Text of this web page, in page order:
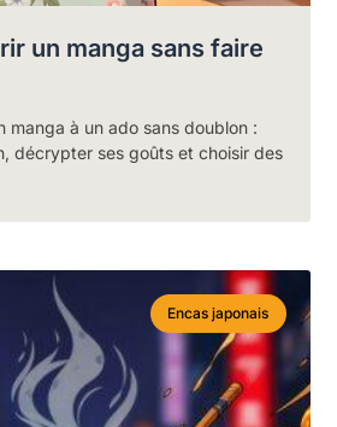
un manga sans faire
manga à un ado sans doublon :
décrypter ses goûts et choisir des
Encas japonais